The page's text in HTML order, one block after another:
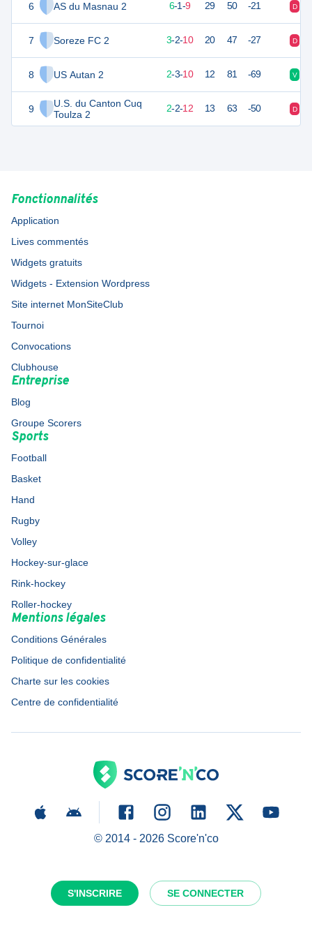
S'INSCRIRE SE CONNECTER
6 AS du Masnau 2
7 Soreze FC 2
8 US Autan 2
9
U.S. du Canton Cuq
Toulza 2
19 6-1-9 29 50 -21 D
3-2-10 20 47 -27 D
2-3-10 12 81 -69 V
8 2-2-12 13 63 -50 D
Fonctionnalités
Application
Lives commentés
Widgets gratuits
Widgets - Extension Wordpress
Site internet MonSiteClub
Tournoi
Convocations
Clubhouse
Entreprise
Blog
Groupe Scorers
Sports
Football
Basket
Hand
Rugby
Volley
Hockey-sur-glace
Rink-hockey
Roller-hockey
Mentions légales
Conditions Générales
Politique de confidentialité
Charte sur les cookies
Centre de confidentialité
© 2014 - 2026Score'n'co